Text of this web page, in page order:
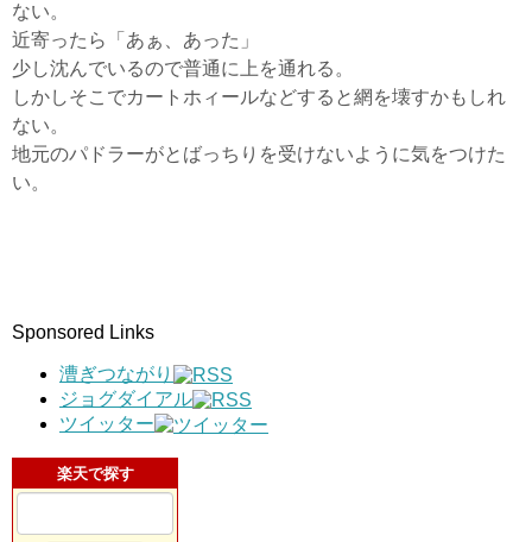
ない。
近寄ったら「あぁ、あった」
少し沈んでいるので普通に上を通れる。
しかしそこでカートホィールなどすると網を壊すかもしれ
ない。
地元のパドラーがとばっちりを受けないように気をつけた
い。
Sponsored Links
漕ぎつながり
ジョグダイアル
ツイッター
楽天で探す